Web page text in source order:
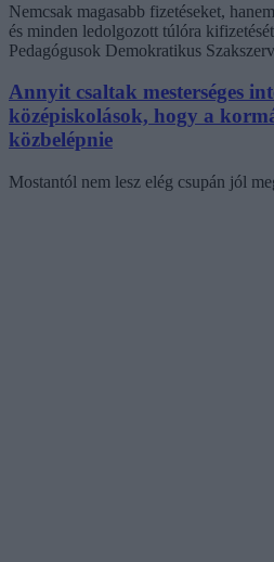
Nemcsak magasabb fizetéseket,
és minden ledolgozott túlóra
Pedagógusok Demokratikus
Annyit csaltak mesterséges
középiskolások, hogy a
közbelépnie
Mostantól nem lesz elég csupán jól